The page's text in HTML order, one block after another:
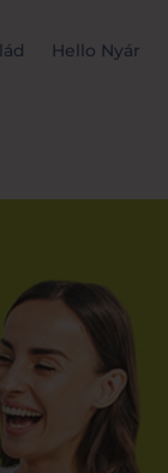
Hello Nyár